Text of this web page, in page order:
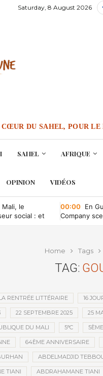
Saturday, 8 August 2026
DU SAHEL, POUR LE
SAHEL AFRIQUE
OPINION VIDÉOS
le
social : et
00:00 En
Company
Home Tags
TAG:
RENTRÉE LITTÉRAIRE 16
22 SEPTEMBRE 2025 25
DU MALI 5°C
64ÈME ANNIVERSAIRE
ABDELMADJID
TIANI ABDRAHAMANE TIANI